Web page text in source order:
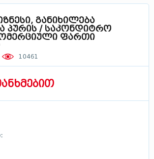
განიხილება
პურის / საკონდიტრო
ფართი
10461